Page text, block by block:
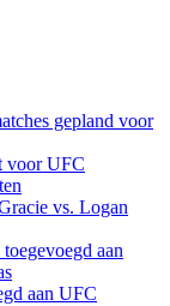
gepland voor
voor UFC
vs. Logan
aan
aan UFC